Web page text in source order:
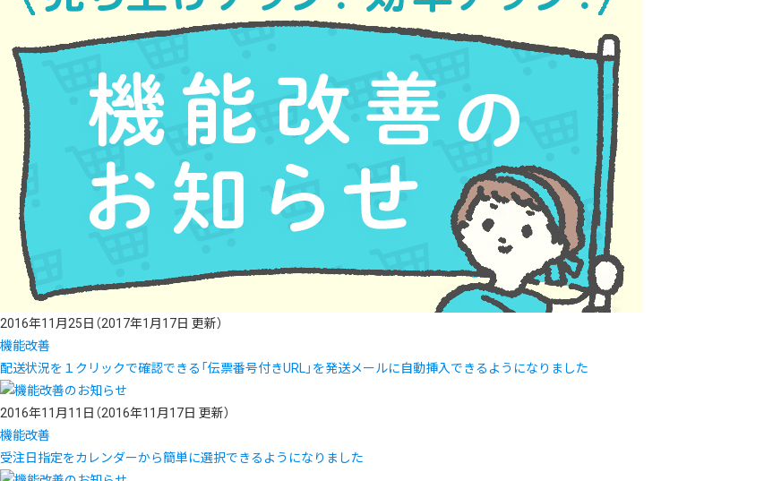
2016年11月25日 （2017年1月17日 更新）
機能改善
配送状況を１クリックで確認できる「伝票番号付きURL」を発送メールに自動挿入できるようになりました
2016年11月11日 （2016年11月17日 更新）
機能改善
受注日指定をカレンダーから簡単に選択できるようになりました